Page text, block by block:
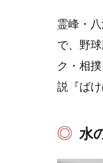
霊峰・
で、野
ク・相
説『ば
水